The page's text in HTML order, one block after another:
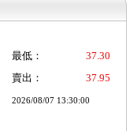
最低：
37.30
賣出：
37.95
2026/08/07 13:30:00